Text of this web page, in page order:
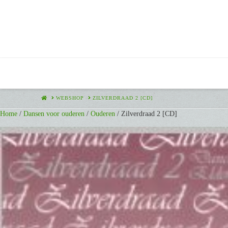
HOMEWEBSHOP ZILVERDRAAD 2 [CD]
Home / Dansen voor ouderen / Ouderen / Zilverdraad 2 [CD]